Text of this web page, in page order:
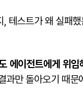
테스트가 왜 실패
이전트에게 위임
만 돌아오기 때